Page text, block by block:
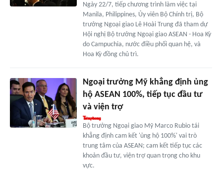
Ngày 22/7, tiếp chương trình làm việc tại
Manila, Philippines, Ủy viên Bộ Chính trị, Bộ
trưởng Ngoại giao Lê Hoài Trung đã tham dự
Hội nghị Bộ trưởng Ngoại giao ASEAN - Hoa Kỳ
do Campuchia, nước điều phối quan hệ, và
Hoa Kỳ đồng chủ trì.
Ngoại trưởng Mỹ khẳng định ủng
hộ ASEAN 100%, tiếp tục đầu tư
và viện trợ
Bộ trưởng Ngoại giao Mỹ Marco Rubio tái
khẳng định cam kết 'ủng hộ 100%' vai trò
trung tâm của ASEAN; cam kết tiếp tục các
khoản đầu tư, viện trợ quan trọng cho khu
vực.